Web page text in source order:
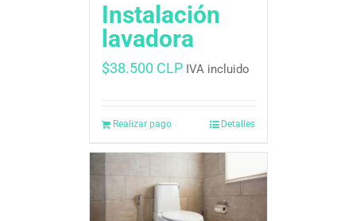
Instalación
lavadora
$38.500 CLP IVA incluido
Realizar pago Detalles